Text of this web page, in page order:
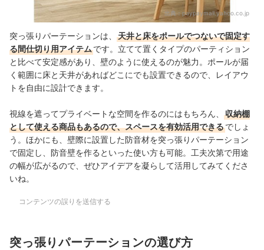
出典： paypaymall.yahoo.co.jp
突っ張りパーテーションは、
天井と床をポールでつないで固定す
る間仕切り用アイテムです。立てて置くタイプのパーティション
と比べて安定感があり、壁のように使えるのが魅力。ポールが届
く範囲に床と天井があればどこにでも設置できるので、レイアウ
トを自由に設計できます。
視線を遮ってプライベートな空間を作るのにはもちろん、
収納棚
として使える商品もあるので、スペースを有効活用できるでしょ
う。ほかにも、壁際に設置した防音材を突っ張りパーテーション
で固定し、防音壁を作るといった使い方も可能。工夫次第で用途
の幅が広がるので、ぜひアイデアを凝らして活用してみてくださ
いね。
コンテンツの誤りを送信する
突っ張りパーテーションの選び方